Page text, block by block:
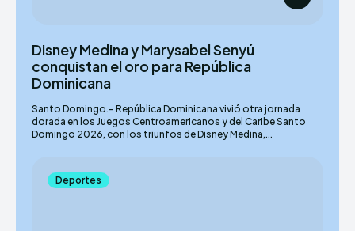
Disney Medina y Marysabel Senyú
conquistan el oro para República
Dominicana
Santo Domingo.– República Dominicana vivió otra jornada
dorada en los Juegos Centroamericanos y del Caribe Santo
Domingo 2026, con los triunfos de Disney Medina,...
Deportes